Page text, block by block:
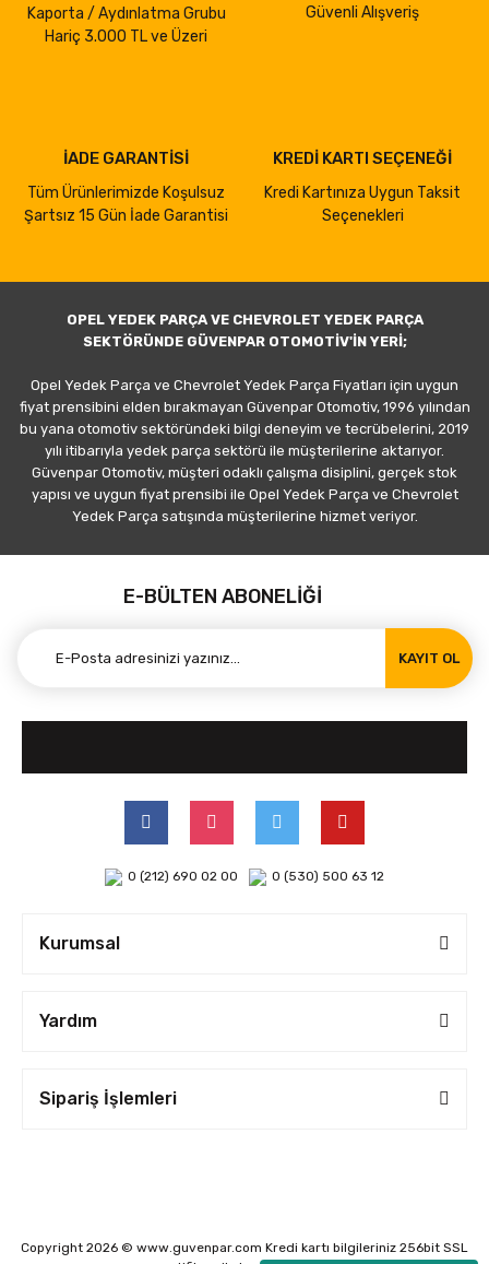
Kaporta / Aydınlatma Grubu
Hariç 3.000 TL ve Üzeri
Güvenli Alışveriş
İADE GARANTİSİ
Tüm Ürünlerimizde Koşulsuz
Şartsız 15 Gün İade Garantisi
KREDİ KARTI SEÇENEĞİ
Kredi Kartınıza Uygun Taksit
Seçenekleri
OPEL YEDEK PARÇA VE CHEVROLET YEDEK PARÇA
SEKTÖRÜNDE GÜVENPAR OTOMOTİV'İN YERİ;
Opel Yedek Parça ve Chevrolet Yedek Parça Fiyatları için uygun
fiyat prensibini elden bırakmayan Güvenpar Otomotiv, 1996 yılından
bu yana otomotiv sektöründeki bilgi deneyim ve tecrübelerini, 2019
yılı itibarıyla yedek parça sektörü ile müşterilerine aktarıyor.
Güvenpar Otomotiv, müşteri odaklı çalışma disiplini, gerçek stok
yapısı ve uygun fiyat prensibi ile Opel Yedek Parça ve Chevrolet
Yedek Parça satışında müşterilerine hizmet veriyor.
E-BÜLTEN ABONELİĞİ
KAYIT OL
0 (212) 690 02 00 0 (530) 500 63 12
Kurumsal
Yardım
Sipariş İşlemleri
Copyright 2026 © www.guvenpar.com Kredi kartı bilgileriniz 256bit SSL